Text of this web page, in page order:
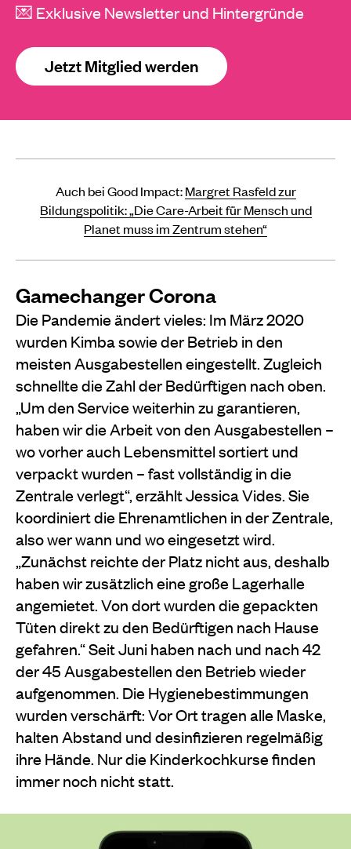
💌 Exklusive Newsletter und Hintergründe
Jetzt Mitglied werden
Auch bei Good Impact:Margret Rasfeld zur
Bildungspolitik: „Die Care-Arbeit für Mensch und
Planet muss im Zentrum stehen“
Gamechanger Corona
Die Pandemie ändert vieles: Im März 2020
wurden Kimba sowie der Betrieb in den
meisten Ausgabestellen eingestellt. Zugleich
schnellte die Zahl der Bedürftigen nach oben.
„Um den Service weiterhin zu garantieren,
haben wir die Arbeit von den Ausgabestellen –
wo vorher auch Lebensmittel sortiert und
verpackt wurden – fast vollständig in die
Zentrale verlegt“, erzählt Jessica Vides. Sie
koordiniert die Ehrenamtlichen in der Zentrale,
also wer wann und wo eingesetzt wird.
„Zunächst reichte der Platz nicht aus, deshalb
haben wir zusätzlich eine große Lagerhalle
angemietet. Von dort wurden die gepackten
Tüten direkt zu den Bedürftigen nach Hause
gefahren.“ Seit Juni haben nach und nach 42
der 45 Ausgabestellen den Betrieb wieder
aufgenommen. Die Hygienebestimmungen
wurden verschärft: Vor Ort tragen alle Maske,
halten Abstand und desinfizieren regelmäßig
ihre Hände. Nur die Kinderkochkurse finden
immer noch nicht statt.